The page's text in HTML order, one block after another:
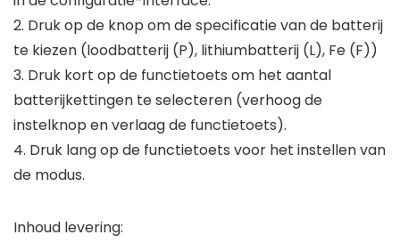
2. Druk op de knop om de specificatie van de batterij
te kiezen (loodbatterij (P), lithiumbatterij (L), Fe (F))
3. Druk kort op de functietoets om het aantal
batterijkettingen te selecteren (verhoog de
instelknop en verlaag de functietoets).
4. Druk lang op de functietoets voor het instellen van
de modus.
Inhoud levering: